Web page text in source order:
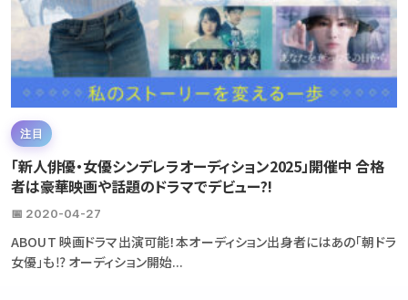
注目
「新人俳優・女優シンデレラオーディション2025」開催中 合格
者は豪華映画や話題のドラマでデビュー?!
📅 2020-04-27
ABOUT 映画ドラマ出演可能！本オーディション出身者にはあの「朝ドラ
女優」も⁉ オーディション開始...